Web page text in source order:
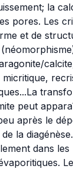
la
pores. Les
et de
peut
après le
la
dans les